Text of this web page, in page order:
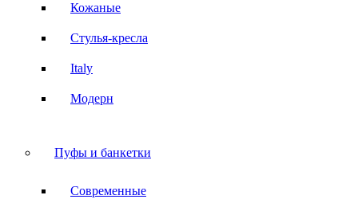
Кожаные
Стулья-кресла
Italy
Модерн
Пуфы и банкетки
Современные